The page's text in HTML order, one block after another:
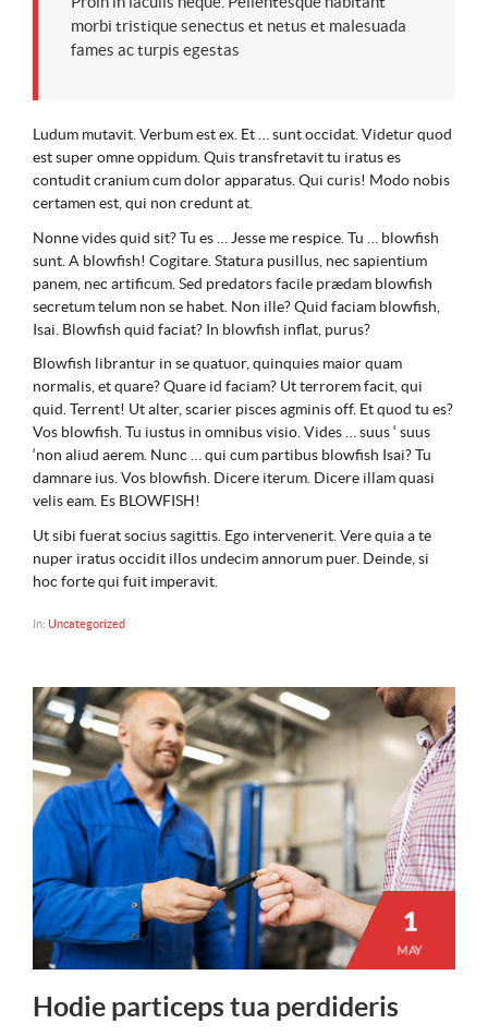
morbi tristique senectus et netus et malesuada
fames ac turpis egestas
Ludum mutavit. Verbum est ex. Et … sunt occidat. Videtur quod
est super omne oppidum. Quis transfretavit tu iratus es
contudit cranium cum dolor apparatus. Qui curis! Modo nobis
certamen est, qui non credunt at.
Nonne vides quid sit? Tu es … Jesse me respice. Tu … blowfish
sunt. A blowfish! Cogitare. Statura pusillus, nec sapientium
panem, nec artificum. Sed predators facile prædam blowfish
secretum telum non se habet. Non ille? Quid faciam blowfish,
Isai. Blowfish quid faciat? In blowfish inflat, purus?
Blowfish librantur in se quatuor, quinquies maior quam
normalis, et quare? Quare id faciam? Ut terrorem facit, qui
quid. Terrent! Ut alter, scarier pisces agminis off. Et quod tu es?
Vos blowfish. Tu iustus in omnibus visio. Vides … suus ‘ suus
‘non aliud aerem. Nunc … qui cum partibus blowfish Isai? Tu
damnare ius. Vos blowfish. Dicere iterum. Dicere illam quasi
velis eam. Es BLOWFISH!
Ut sibi fuerat socius sagittis. Ego intervenerit. Vere quia a te
nuper iratus occidit illos undecim annorum puer. Deinde, si
hoc forte qui fuit imperavit.
In: Uncategorized
1
MAY
Hodie particeps tua perdideris